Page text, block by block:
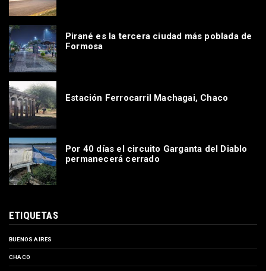
Pirané es la tercera ciudad más poblada de
Formosa
Estación Ferrocarril Machagai, Chaco
Por 40 días el circuito Garganta del Diablo
permanecerá cerrado
ETIQUETAS
BUENOS AIRES
CHACO